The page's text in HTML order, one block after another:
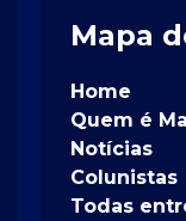
Mapa
Home
Quem é
Notícias
Colunistas
Todas